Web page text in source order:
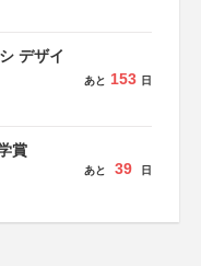
デザイ
あと 153 日
賞
あと 39 日